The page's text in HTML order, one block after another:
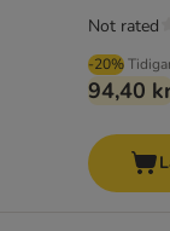
-20%
94,40
Not rated